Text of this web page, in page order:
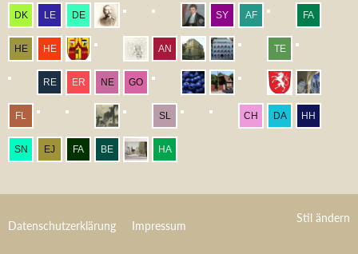
Stil ändern
Datenschutzerklärung Impressum